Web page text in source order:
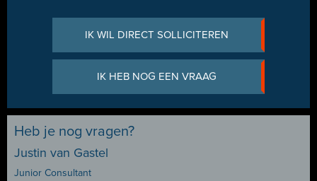
IK WIL DIRECT SOLLICITEREN
IK HEB NOG EEN VRAAG
Heb je nog vragen?
Justin van Gastel
Junior Consultant